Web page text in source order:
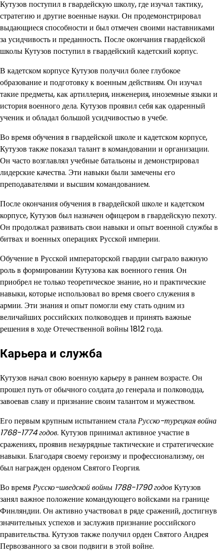
Кутузов поступил в гвардейскую школу, где изучал тактику,
стратегию и другие военные науки. Он продемонстрировал
выдающиеся способности и был отмечен своими наставниками
за усидчивость и преданность. После окончания гвардейской
школы Кутузов поступил в гвардейский кадетский корпус.
В кадетском корпусе Кутузов получил более глубокое
образование и подготовку к военным действиям. Он изучал
такие предметы, как артиллерия, инженерия, иноземные языки и
история военного дела. Кутузов проявил себя как одаренный
ученик и обладал большой усидчивостью в учебе.
Во время обучения в гвардейской школе и кадетском корпусе,
Кутузов также показал талант в командовании и организации.
Он часто возглавлял учебные батальоны и демонстрировал
лидерские качества. Эти навыки были замечены его
преподавателями и высшим командованием.
После окончания обучения в гвардейской школе и кадетском
корпусе, Кутузов был назначен офицером в гвардейскую пехоту.
Он продолжал развивать свои навыки и опыт военной службы в
битвах и военных операциях Русской империи.
Обучение в Русской императорской гвардии сыграло важную
роль в формировании Кутузова как военного гения. Он
приобрел не только теоретическое знание, но и практические
навыки, которые использовал во время своего служения в
армии. Эти знания и опыт помогли ему стать одним из
величайших российских полководцев и принять важные
решения в ходе Отечественной войны 1812 года.
Карьера и служба
Кутузов начал свою военную карьеру в раннем возрасте. Он
прошел путь от обычного солдата до генерала и полководца,
завоевав славу и признание своим талантом и мужеством.
Его первым крупным испытанием сталаРусско-турецкая война
1768-1774 годов. Кутузов принимал активное участие в
сражениях, проявив незаурядные тактические и стратегические
навыки. Благодаря своему героизму и профессионализму, он
был награжден орденом Святого Георгия.
Во времяРусско-шведской войны 1788-1790 годовКутузов
занял важное положение командующего войсками на границе
Финляндии. Он активно участвовал в ряде сражений, достигнув
значительных успехов и заслужив признание российского
правительства. Кутузов также получил орден Святого Андрея
Первозванного за свои подвиги в этой войне.